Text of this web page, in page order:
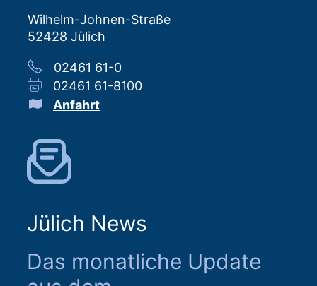
Wilhelm-Johnen-Straße
52428 Jülich
02461 61-0
02461 61-8100
Anfahrt
Jülich News
Das monatliche Update